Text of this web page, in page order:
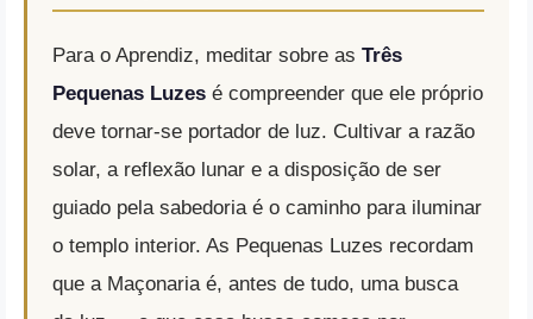
Para o Aprendiz, meditar sobre as Três
Pequenas Luzesé compreender que ele próprio
deve tornar-se portador de luz. Cultivar a razão
solar, a reflexão lunar e a disposição de ser
guiado pela sabedoria é o caminho para iluminar
o templo interior. As Pequenas Luzes recordam
que a Maçonaria é, antes de tudo, uma busca